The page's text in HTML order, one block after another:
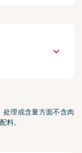
keyboard_arrow_down
处理或含量方面不含肉
料。